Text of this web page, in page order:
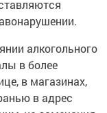
в более
в магазинах,
в адрес
на замечания